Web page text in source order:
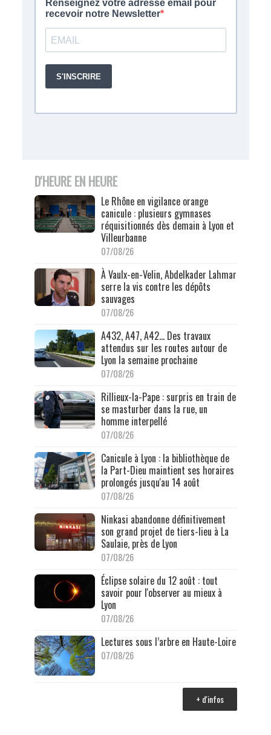
D'HEURE EN HEURE
Le Rhône en vigilance orange
canicule : plusieurs gymnases
réquisitionnés dès demain à Lyon et
Villeurbanne
07/08/26
À Vaulx-en-Velin, Abdelkader Lahmar
serre la vis contre les dépôts
sauvages
07/08/26
A432, A47, A42… Des travaux
attendus sur les routes autour de
Lyon la semaine prochaine
07/08/26
Rillieux-la-Pape : surpris en train de
se masturber dans la rue, un
homme interpellé
07/08/26
Canicule à Lyon : la bibliothèque de
la Part-Dieu maintient ses horaires
prolongés jusqu'au 14 août
07/08/26
Ninkasi abandonne définitivement
son grand projet de tiers-lieu à La
Saulaie, près de Lyon
07/08/26
Éclipse solaire du 12 août : tout
savoir pour l'observer au mieux à
Lyon
07/08/26
Lectures sous l’arbre en Haute-Loire
07/08/26
+ d'infos